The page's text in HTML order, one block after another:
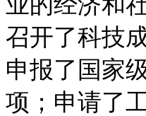
召开了科技
申报了国家
项；申请了